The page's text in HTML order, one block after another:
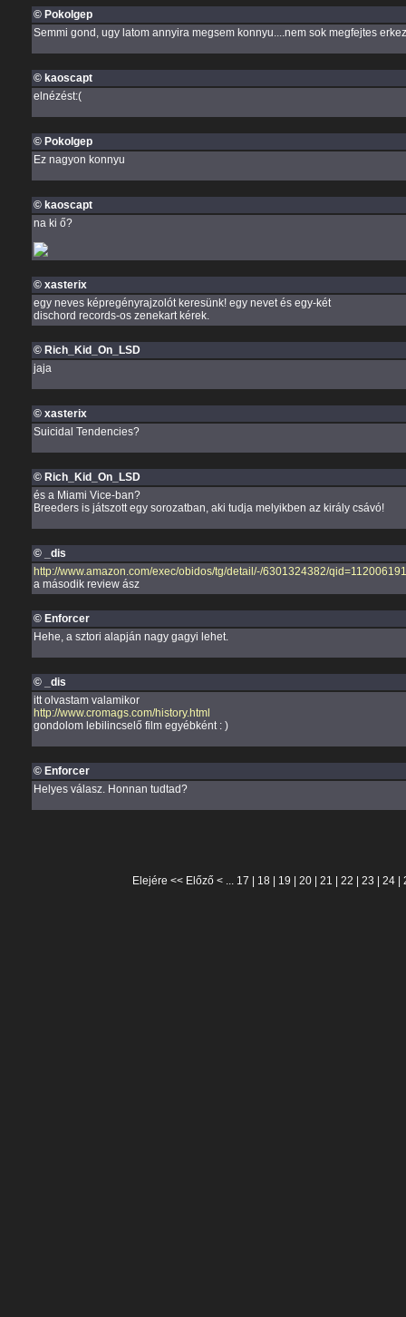
© Pokolgep
Semmi gond, ugy latom annyira megsem konnyu....nem sok megfejtes
© kaoscapt
elnézést:(
© Pokolgep
Ez nagyon konnyu
© kaoscapt
na ki ő?
© xasterix
egy neves képregényrajzolót keresünk! egy nevet és egy-két
dischord records-os zenekart kérek.
© Rich_Kid_On_LSD
jaja
© xasterix
Suicidal Tendencies?
© Rich_Kid_On_LSD
és a Miami Vice-ban?
Breeders is játszott egy sorozatban, aki tudja melyikben az király csávó!
© _dis
http://www.amazon.com/exec/obidos/tg/detail/-/6301324382/
a második review ász
© Enforcer
Hehe, a sztori alapján nagy gagyi lehet.
© _dis
itt olvastam valamikor
http://www.cromags.com/history.html
gondolom lebilincselő film egyébként : )
© Enforcer
Helyes válasz. Honnan tudtad?
Elejére << Előző< ... 17 18| 19 20| 21 22 23 24|